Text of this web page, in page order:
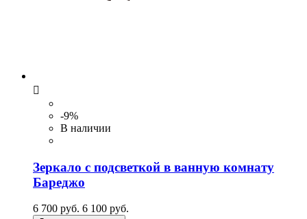

-9%
В наличии
Зеркало с подсветкой в ванную комнату
Бареджо
6 700 руб. 6 100 руб.